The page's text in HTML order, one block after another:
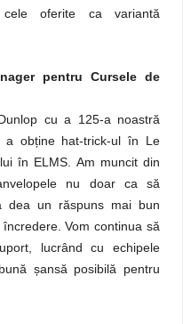
oferite ca variantă
pentru Cursele de
cu a 125-a noastră
a obține hat-trick-ul în Le
în ELMS. Am muncit din
nu doar ca să
dea un răspuns mai bun
Vom continua să
lucrând cu echipele
șansă posibilă pentru